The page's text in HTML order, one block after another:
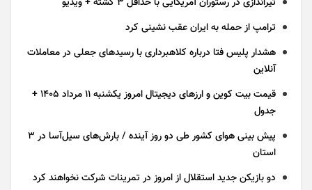
ترامپ از حمله به ایران عقب نشینی کرد
هشدار پلیس فتا درباره کلاهبرداری با رسید‌های جعلی در معاملات
آنلاین
قیمت بیت کوین و ارز‌های دیجیتال امروز یکشنبه ۱۱ مرداد ۱۴۰۵ +
جدول
پیش بینی هوای کشور طی دو روز آینده / بارش‌های سیل‌آسا در ۳
استان
دو بازیکن جدید استقلال از امروز در تمرینات شرکت نخواهند کرد